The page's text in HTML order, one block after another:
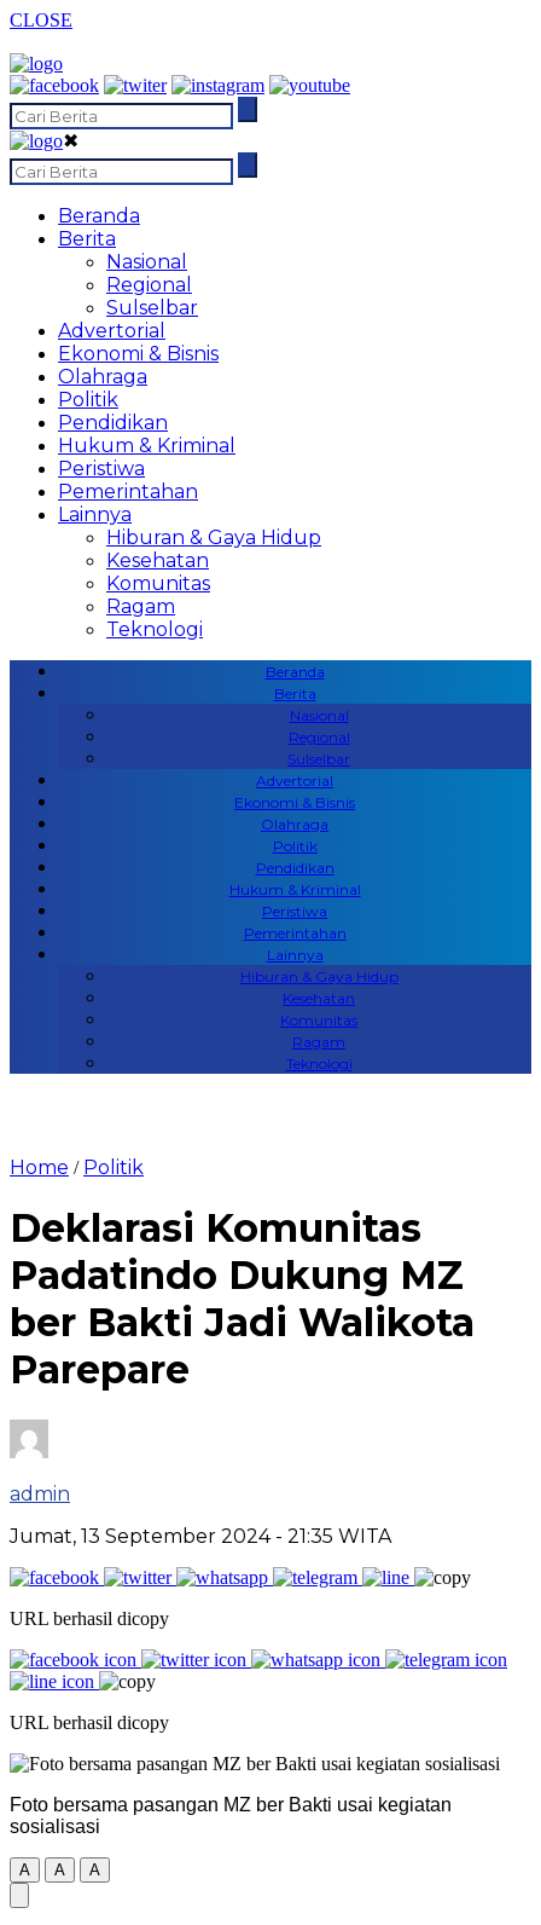
CLOSE
✖
Beranda
Berita
Nasional
Regional
Sulselbar
Advertorial
Ekonomi & Bisnis
Olahraga
Politik
Pendidikan
Hukum & Kriminal
Peristiwa
Pemerintahan
Lainnya
Hiburan & Gaya Hidup
Kesehatan
Komunitas
Ragam
Teknologi
Beranda
Berita
Nasional
Regional
Sulselbar
Advertorial
Ekonomi & Bisnis
Olahraga
Politik
Pendidikan
Hukum & Kriminal
Peristiwa
Pemerintahan
Lainnya
Hiburan & Gaya Hidup
Kesehatan
Komunitas
Ragam
Teknologi
Home / Politik
Deklarasi Komunitas
Padatindo Dukung MZ
ber Bakti Jadi Walikota
Parepare
admin
Jumat, 13 September 2024 - 21:35 WITA
URL berhasil dicopy
URL berhasil dicopy
Foto bersama pasangan MZ ber Bakti usai kegiatan
sosialisasi
A A A